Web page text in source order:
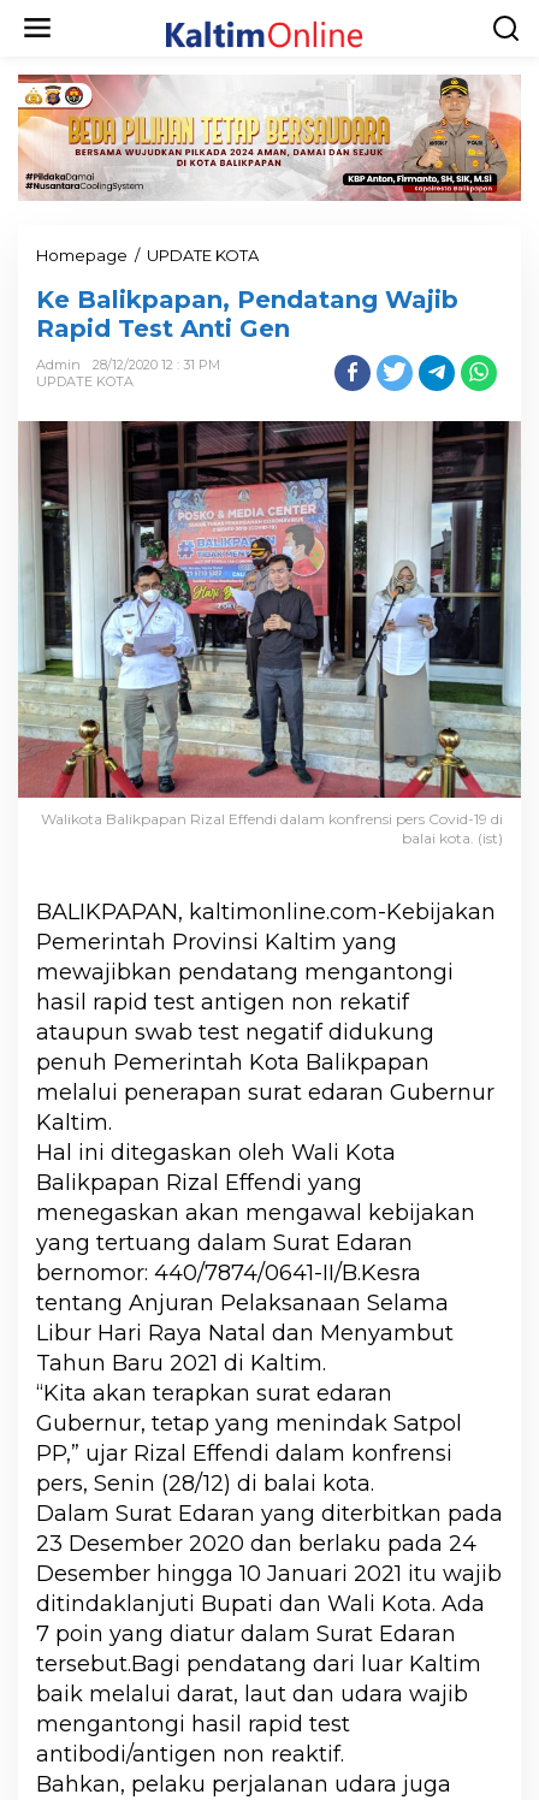
Homepage / UPDATE KOTA
Ke Balikpapan, Pendatang Wajib
Rapid Test Anti Gen
Admin
28/12/2020 12 : 31 PM
UPDATE KOTA
Walikota Balikpapan Rizal Effendi dalam konfrensi pers Covid-19 di
balai kota. (ist)
BALIKPAPAN, kaltimonline.com-Kebijakan
Pemerintah Provinsi Kaltim yang
mewajibkan pendatang mengantongi
hasil rapid test antigen non rekatif
ataupun swab test negatif didukung
penuh Pemerintah Kota Balikpapan
melalui penerapan surat edaran Gubernur
Kaltim.
Hal ini ditegaskan oleh Wali Kota
Balikpapan Rizal Effendi yang
menegaskan akan mengawal kebijakan
yang tertuang dalam Surat Edaran
bernomor: 440/7874/0641-II/B.Kesra
tentang Anjuran Pelaksanaan Selama
Libur Hari Raya Natal dan Menyambut
Tahun Baru 2021 di Kaltim.
“Kita akan terapkan surat edaran
Gubernur, tetap yang menindak Satpol
PP,” ujar Rizal Effendi dalam konfrensi
pers, Senin (28/12) di balai kota.
Dalam Surat Edaran yang diterbitkan pada
23 Desember 2020 dan berlaku pada 24
Desember hingga 10 Januari 2021 itu wajib
ditindaklanjuti Bupati dan Wali Kota. Ada
7 poin yang diatur dalam Surat Edaran
tersebut.Bagi pendatang dari luar Kaltim
baik melalui darat, laut dan udara wajib
mengantongi hasil rapid test
antibodi/antigen non reaktif.
Bahkan, pelaku perjalanan udara juga